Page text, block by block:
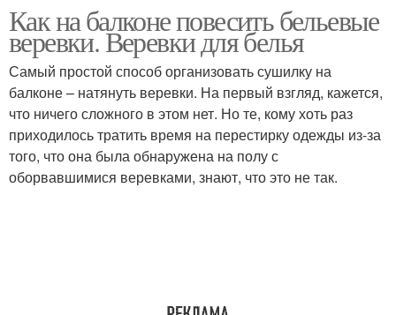
Веревки для белья Пластиковая веревка
Хлопчатобумажная
веревка
Джутовая веревка
Как на балконе повесить бельевые
веревки. Веревки для белья
Самый простой способ организовать сушилку на
балконе – натянуть веревки. На первый взгляд, кажется,
что ничего сложного в этом нет. Но те, кому хоть раз
приходилось тратить время на перестирку одежды из-за
того, что она была обнаружена на полу с
оборвавшимися веревками, знают, что это не так.